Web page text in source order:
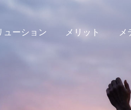
ューション メリット メ